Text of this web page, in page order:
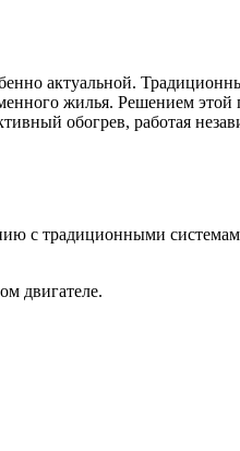
актуальной.
жилья. Решением
обогрев, работая
с традиционными
двигателе.